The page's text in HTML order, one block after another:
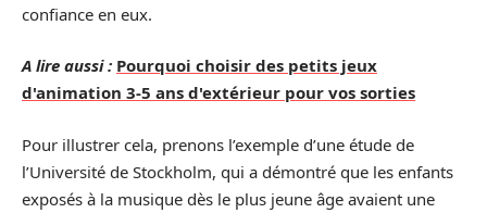
confiance en eux.
A lire aussi : Pourquoi choisir des petits jeux
d'animation 3-5 ans d'extérieur pour vos sorties
Pour illustrer cela, prenons l’exemple d’une étude de
l’Université de Stockholm, qui a démontré que les enfants
exposés à la musique dès le plus jeune âge avaient une